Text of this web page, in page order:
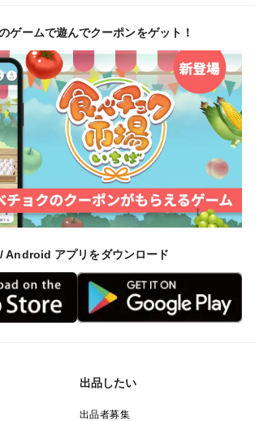
ゲームで遊んでクーポンをゲット！
Android アプリをダウンロード
出品したい
出品者募集